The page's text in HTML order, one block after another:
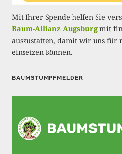
g
d
r
B
i
Mit Ihrer Spende helfen Sie
Baum-Allianz Augsburg mit
auszustatten, damit wir uns für
einsetzen können.
BAUMSTUMPFMELDER